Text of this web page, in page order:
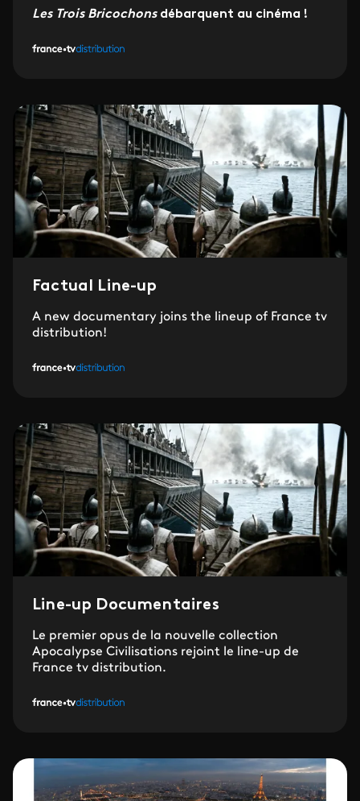
Les Trois Bricochonsdébarquent au cinéma !
Factual Line-up
A new documentary joins the lineup of France tv
distribution!
Line-up Documentaires
Le premier opus de la nouvelle collection
Apocalypse Civilisations rejoint le line-up de
France tv distribution.